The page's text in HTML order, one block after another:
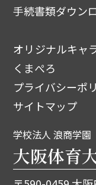
手続書類ダウン
オリジナルキャ
くまぺろ
プライバシーポ
サイトマップ
学校法人 浪商学園
大阪体育